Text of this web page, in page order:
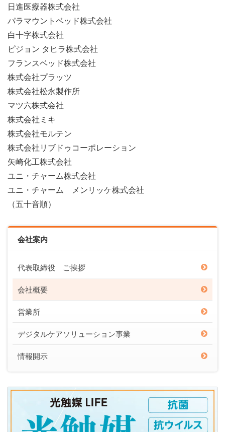
日進医療器株式会社
パラマウントベッド株式会社
白十字株式会社
ピジョン タヒラ株式会社
フランスベッド株式会社
株式会社プラッツ
株式会社松永製作所
マツ六株式会社
株式会社ミキ
株式会社モルテン
株式会社リブドゥコーポレーション
矢崎化工株式会社
ユニ・チャーム株式会社
ユニ・チャーム メンリッケ株式会社
（五十音順）
会社案内
代表取締役 ご挨拶
会社概要
営業所
デジタルケアソリューション事業
情報開示